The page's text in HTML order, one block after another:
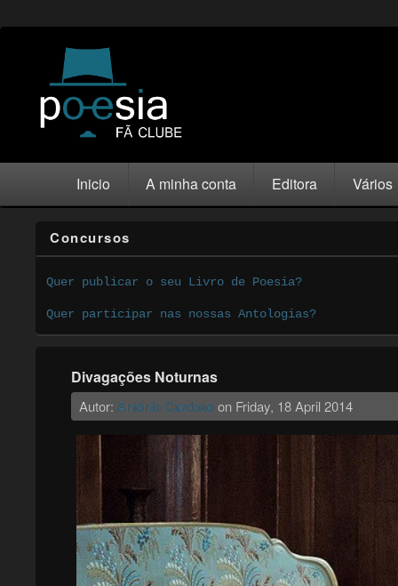
Inicio A minha conta Editora Vários
Concursos
Quer publicar o seu Livro de Poesia?
Quer participar nas nossas Antologias?
Divagações Noturnas
Autor: António Cardosoon Friday, 18 April 2014